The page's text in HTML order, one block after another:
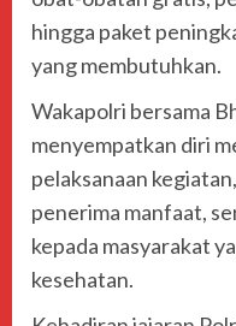
hingga paket
yang membutuhkan.
Wakapolri bersama
menyempatkan diri
pelaksanaan
penerima manfaat,
kepada masyarakat
kesehatan.